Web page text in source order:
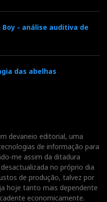
Marantz KI Ruby, 40
Auditório,
Boy - análise auditiva de
das abelhas
devaneio editorial, uma
de informação para
me assim da ditadura
no próprio dia
de produção, talvez por
hoje tanto mais dependente
economicamente.